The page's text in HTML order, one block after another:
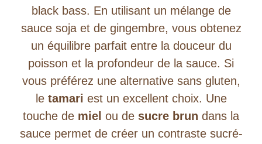
black bass. En utilisant un mélange de
sauce soja et de gingembre, vous obtenez
un équilibre parfait entre la douceur du
poisson et la profondeur de la sauce. Si
vous préférez une alternative sans gluten,
le tamari est un excellent choix. Une
touche de miel ou de sucre brun dans la
sauce permet de créer un contraste sucré-